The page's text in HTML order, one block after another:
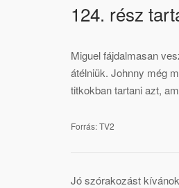
124. rész
Miguel fájdalmasan
átélniük. Johnny még
titkokban tartani azt,
Forrás: TV2
Jó szórakozást